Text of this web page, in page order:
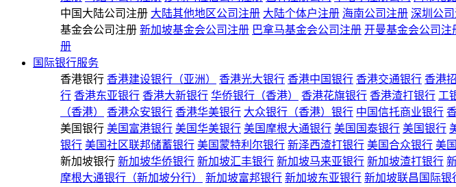
中国大陆公司注册 大陆其他地区公司注册 大陆个体户注册 海南公司注册 深圳公
基金会公司注册 新加坡基金会公司注册 巴拿马基金会公司注册 开曼基金会公司注
册
国际银行服务
香港银行 香港建设银行（亚洲） 香港光大银行 香港中国银行 香港交通银行 香港
行 香港东亚银行 香港大新银行 华侨银行（香港） 香港花旗银行 香港渣打银行 工
（香港）
香港众安银行 香港华美银行 大众银行（香港）银行 中国信托商业银行
美国银行 美国富港银行 美国华美银行 美国摩根大通银行 美国国泰银行 美国银行
银行 美国社区联邦储蓄银行 美国蒙特利尔银行 新泽西渣打银行 美国合众银行 美
新加坡银行 新加坡华侨银行 新加坡汇丰银行 新加坡马来亚银行 新加坡渣打银行
摩根大通银行（新加坡分行）
新加坡富邦银行 新加坡东亚银行 新加坡联昌国际银